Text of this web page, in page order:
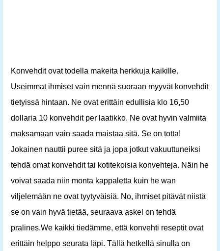
Konvehdit ovat todella makeita herkkuja kaikille.
Useimmat ihmiset vain mennä suoraan myyvät konvehdit
tietyissä hintaan. Ne ovat erittäin edullisia klo 16,50
dollaria 10 konvehdit per laatikko. Ne ovat hyvin valmiita
maksamaan vain saada maistaa sitä. Se on totta!
Jokainen nauttii puree sitä ja jopa jotkut vakuuttuneiksi
tehdä omat konvehdit tai kotitekoisia konvehteja. Näin he
voivat saada niin monta kappaletta kuin he wan
viljelemään ne ovat tyytyväisiä. No, ihmiset pitävät niistä
se on vain hyvä tietää, seuraava askel on tehdä
pralines.We kaikki tiedämme, että konvehti reseptit ovat
erittäin helppo seurata läpi. Tällä hetkellä sinulla on